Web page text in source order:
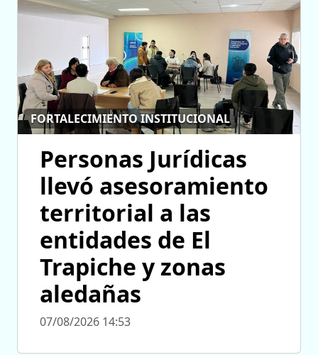
FORTALECIMIENTO INSTITUCIONAL
Personas Jurídicas
llevó asesoramiento
territorial a las
entidades de El
Trapiche y zonas
aledañas
07/08/2026 14:53